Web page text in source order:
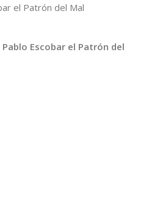
Pablo Escobar el Patrón del